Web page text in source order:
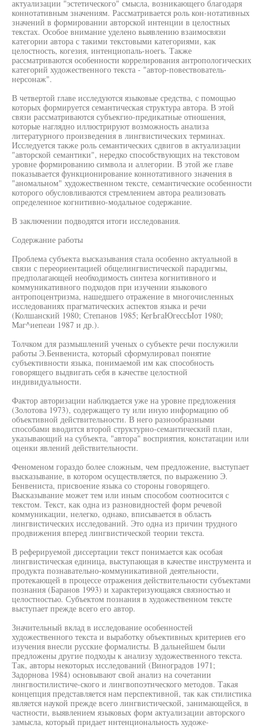
актуализации "эстетического" смысла, возникающего благодаря
коннотативным значениям. Рассматривается роль кон-нотативных
значений в формировании авторской интенции в целостных
текстах. Особое внимание уделено выявлению взаимосвязи
категории автора с такими текстовыми категориями, как
целостность, когезия, интенциопаль-ноегь. Также
рассматриваются особенности коррелирования антропологических
категорий художественного текста - "автор-повествователь-
нерсонаж".
В четвертой главе исследуются языковые средства, с помощью
которых формируется семантическая структура автора. В этой
связи рассматриваются субъекгио-предикатные отношения,
которые наглядно иллюстрируют возможность анализа
литературного произведения в лингвистических терминах.
Исследуется также роль семантических сдвигов в актуализации
"авторской семантики", нередко способствующих на текстовом
уровне формированию символа и аллегории. В этой же главе
показывается функционирование коннотативного значения в
"аномальном" художественном тексте, семантические особенности
которого обусловливаются стремлением автора реализовать
определенное когнитивно-модальное содержание.
В заключении подводятся итоги исследования.
Содержание работы
Проблема субъекта высказывания стала особенно актуальной в
связи с переориентацией общелингвистической парадигмы,
предполагающей необходимость синтеза когнитивного и
коммуникативного подходов при изучении языкового
антропоцентризма, нашедшего отражение в многочисленных
исследованиях прагматических аспектов языка и речи
(Колшанский 1980; Степанов 1985; КегЬгаЮгессЫот 1980;
Маг^иепеаи 1987 и др.).
Толчком для размышлений ученых о субъекте речи послужили
работы Э.Бенвениста, который сформулировал понятие
субъективности языка, понимаемой им как способность
говорящего выдвигать себя в качестве целостной
индивидуальности.
Фактор авторизации наблюдается уже на уровне предложения
(Золотова 1973), содержащего ту или иную информацию об
объективной действительности. В него разнообразными
способами вводится второй структурно-семантический план,
указывающий на субъекта, "автора" восприятия, констатации или
оценки явлений действительности.
Феноменом гораздо более сложным, чем предложение, выступает
высказывание, в котором осуществляется, по выражению Э.
Бенвениста, присвоение языка со стороны говорящего.
Высказывание может тем или иным способом соотносится с
текстом. Текст, как одна из разновидностей форм речевой
коммуникации, нелегко, однако, вписывается в область
лингвистических исследований. Это одна из причин трудного
продвижения вперед лингвистической теории текста.
В реферируемой диссертации текст понимается как особая
лингвистическая единица, выступающая в качестве инструмента и
продукта познавательно-коммуникативной деятельности,
протекающей в процессе отражения действительности субъектами
познания (Баранов 1993) и характеризующаяся связностью и
целостностью. Субъектом познания в художественном тексте
выступает прежде всего его автор.
Значительный вклад в исследование особенностей
художественного текста и выработку объективных критериев его
изучения внесли русские формалисты. В дальнейшем были
предложены другие подходы к анализу художественного текста.
Так, авторы некоторых исследований (Виноградов 1971;
Задорнова 1984) основывают свой анализ на сочетании
лннгвостилистиче-ского и лингвопоэтнческого методов. Такая
концепция представляется нам перспективной, так как стилистика
является наукой прежде всего лингвистической, занимающейся, в
частности, выявлением языковых форм актуализации авторского
замысла, который придает ннтенциональность художе-